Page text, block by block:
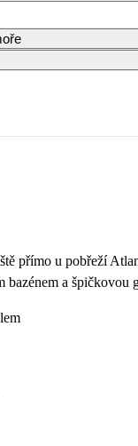
přímo u pobřeží
bazénem a